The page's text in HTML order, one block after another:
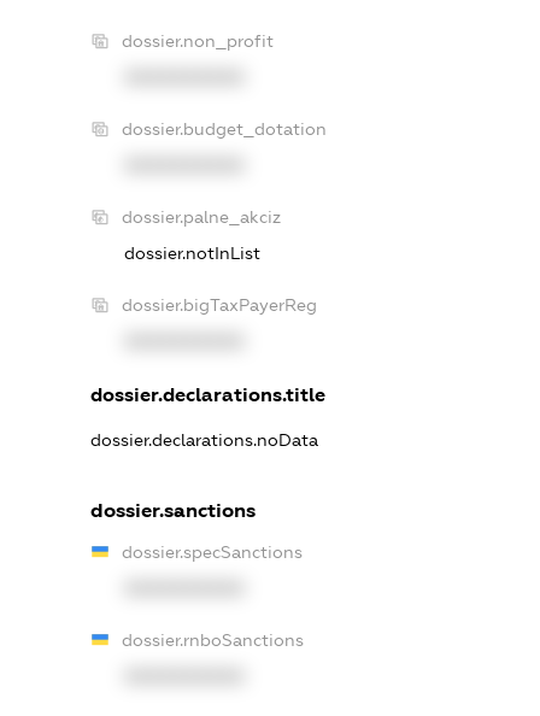
dossier.non_profit
dossier.budget_dotation
dossier.palne_akciz
dossier.notInList
dossier.bigTaxPayerReg
dossier.declarations.title
dossier.declarations.noData
dossier.sanctions
dossier.specSanctions
dossier.rnboSanctions